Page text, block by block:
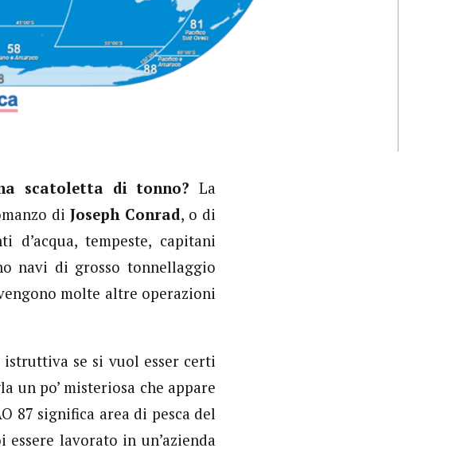
scatoletta di tonno? La
diJoseph Conrad, o di
tempeste, capitani
navi di grosso tonnellaggio
molte altre operazioni
se si vuol esser certi
un po’ misteriosa che appare
87 significa area di pesca del
lavorato in un’azienda